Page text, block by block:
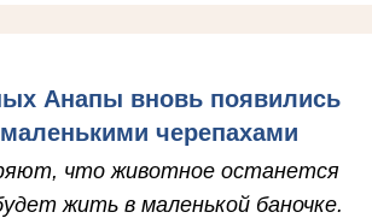
Анапы вновь появились
черепахами
что животное останется
жить в маленькой баночке.